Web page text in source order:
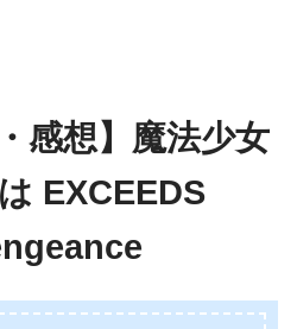
感想】魔法少女
EXCEEDS